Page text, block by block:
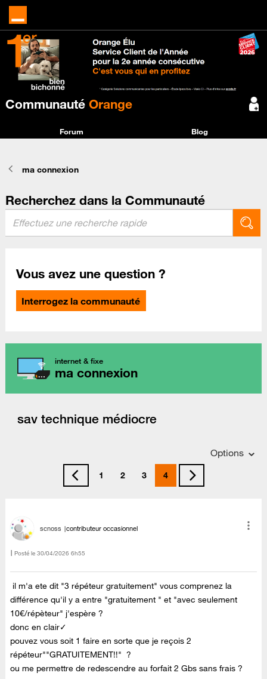
Communauté Orange
Forum Blog
ma connexion
Recherchez dans la Communauté
Vous avez une question ?
Interrogez la communauté
internet & fixe
ma connexion
sav technique médiocre
Options
1 2 3 4
scnoss contributeur occasionnel
Posté le ‎30/04/2026 6h55
il m'a ete dit "3 répéteur gratuitement" vous comprenez la
différence qu'il y a entre "gratuitement " et "avec seulement
10€/répèteur" j'espère ?
donc en clair✓
pouvez vous soit 1 faire en sorte que je reçois 2
répéteur""GRATUITEMENT!!" ?
ou me permettre de redescendre au forfait 2 Gbs sans frais ?